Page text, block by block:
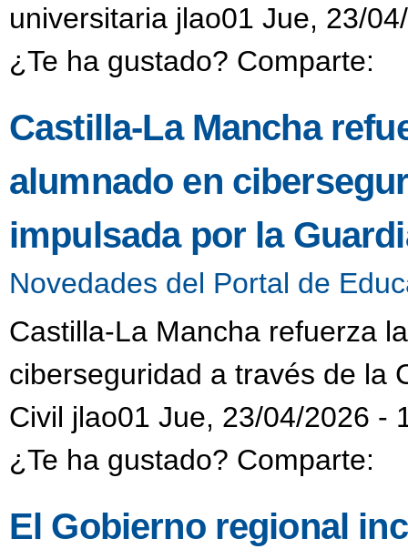
universitaria jlao01 Jue, 23/
¿Te ha gustado? Comparte:
Castilla-La Mancha
alumnado en
impulsada por la
Novedades del Portal de
Castilla-La Mancha refuerza
ciberseguridad a través de la
Civil jlao01 Jue, 23/04/2026 -
¿Te ha gustado? Comparte:
El Gobierno regional